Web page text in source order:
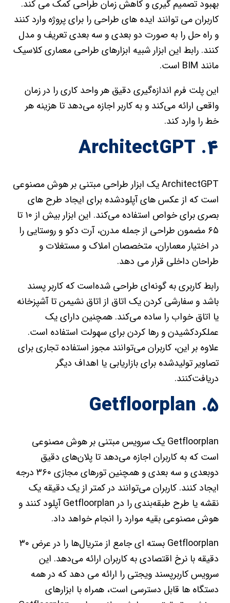
بهبود تصمیم گیری و کاهش زمان طراحی کمک می کند.
کاربران می توانند ایده های طراحی را برای پروژه وارد کنند
و راه حل را به صورت دو بعدی و سه بعدی تعریف و مدل
کنند. رابط این ابزار شبیه ابزارهای طراحی معماری کلاسیک
مانند BIM است.
این پلت فرم اندازه‌گیری دقیق هر واحد کاری را در زمان
واقعی ارائه می‌کند و به کاربر اجازه می‌دهد تا هزینه هر
خط را وارد کند.
۴. ArchitectGPT
ArchitectGPT یک ابزار طراحی مبتنی بر هوش مصنوعی
است که از عکس های آپلود‌شده برای ایجاد طرح های
بصری برای خواص استفاده می‌کند. این ابزار بیش از ۱۰ تا
۶۵ مضمون طراحی از جمله مدرن، آرت دکو و روستایی را
در اختیار معماران، متخصصان املاک و مستغلات و
طراحان داخلی قرار می دهد.
رابط کاربری به گونه‌ای طراحی شده‌است که کاربر پسند
باشد و سفارشی کردن یک اتاق از اتاق نشیمن تا آشپزخانه
یا اتاق خواب را ساده می‌کند. همچنین دارای یک
عملکرد‌کشیدن و رها کردن برای سهولت استفاده است.
علاوه بر این، کاربران می‌توانند مجوز استفاده تجاری برای
تصاویر تولید‌شده برای بازاریابی یا اهداف دیگر
دریافت‌کنند.
۵. Getfloorplan
Getfloorplan یک سرویس مبتنی بر هوش مصنوعی
است که به کاربران اجازه می‌دهد تا پلان‌های دقیق
دوبعدی و سه بعدی و همچنین تورهای مجازی ۳۶۰ درجه
ایجاد کنند. کاربران می‌توانند در کمتر از یک دقیقه یک
نقشه یا طرح طبقه‌بندی را در Getfloorplan آپلود کنند و
هوش مصنوعی بقیه موارد را انجام خواهد داد.
Getfloorplan بسته ای جامع از متریال‌ها را در عرض ۳۰
دقیقه با نرخ اقتصادی به کاربران ارائه می‌دهد. این
سرویس کاربرپسند ویجتی را ارائه می دهد که در همه
دستگاه ها قابل دسترسی است، همراه با ابزارهای